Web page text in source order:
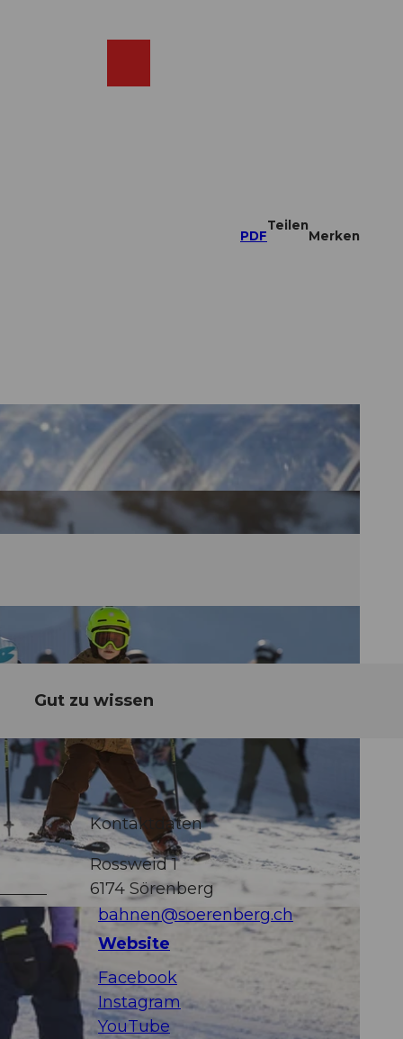
PDF
Teilen
Merken
| CC-BY
Gut zu wissen
Kontaktdaten
Rossweid 1
6174 Sörenberg
bahnen@soerenberg.ch
Website
Facebook
Instagram
YouTube